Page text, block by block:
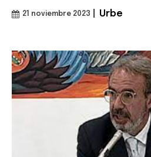
21 noviembre 2023 Urbe